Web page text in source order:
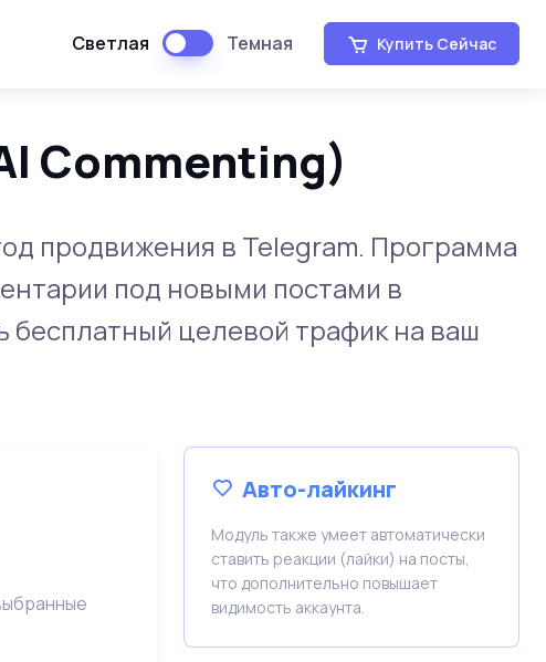
Светлая Темная Купить Сейчас
Commenting)
продвижения в Telegram. Программа
под новыми постами в
бесплатный целевой трафик на ваш
Авто-лайкинг
Модуль также умеет автоматически
ставить реакции (лайки) на посты,
что дополнительно повышает
видимость аккаунта.